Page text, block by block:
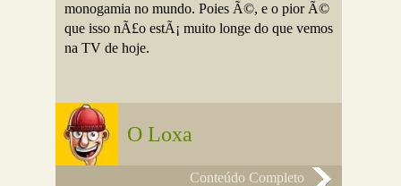
monogamia no mundo. Poies Ã©, e o pior Ã©
que isso nÃ£o estÃ¡ muito longe do que vemos
na TV de hoje.
O Loxa
Conteúdo Completo